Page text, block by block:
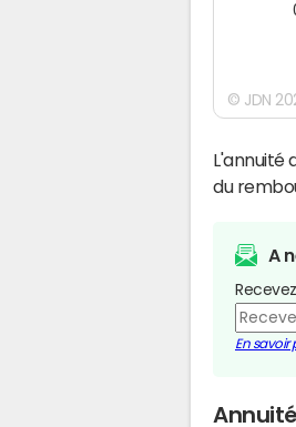
© JDN
L'annuité
du
A
En savoir